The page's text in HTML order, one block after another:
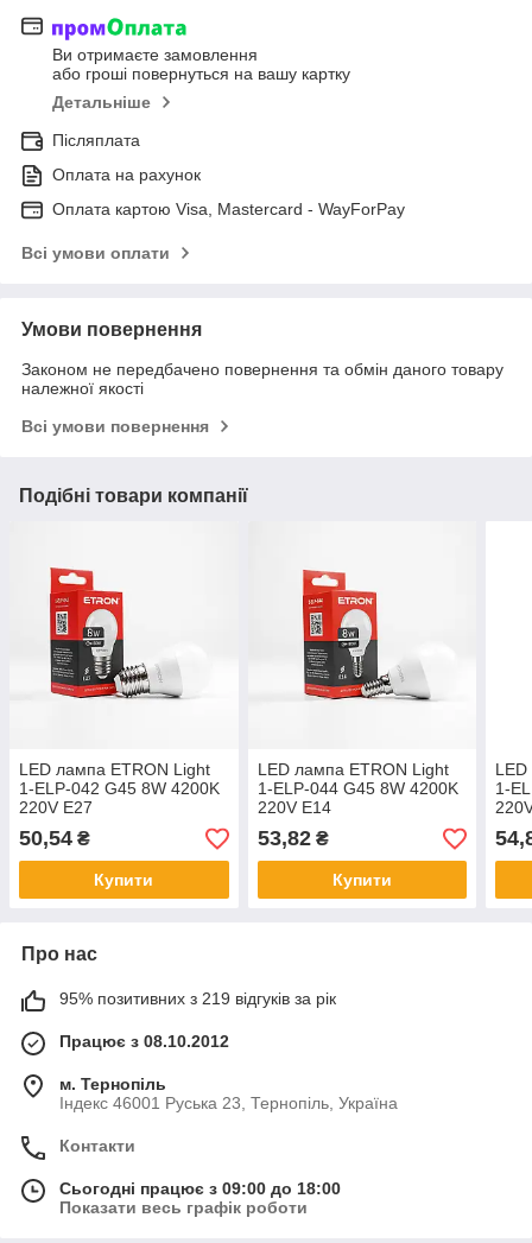
Ви отримаєте замовлення
або гроші повернуться на вашу картку
Детальніше
Післяплата
Оплата на рахунок
Оплата картою Visa, Mastercard - WayForPay
Всі умови оплати
Умови повернення
Законом не передбачено повернення та обмін даного товару
належної якості
Всі умови повернення
Подібні товари компанії
LED лампа ETRON Light
1-ELP-042 G45 8W 4200K
220V E27
50,54 ₴
Купити
LED лампа ETRON Light
1-ELP-044 G45 8W 4200K
220V E14
53,82₴
Купити
1-
Про нас
95% позитивних з 219 відгуків за рік
Працює з 08.10.2012
м. Тернопіль
Індекс 46001 Руська 23, Тернопіль, Україна
Контакти
Сьогодні працює з 09:00 до 18:00
Показати весь графік роботи